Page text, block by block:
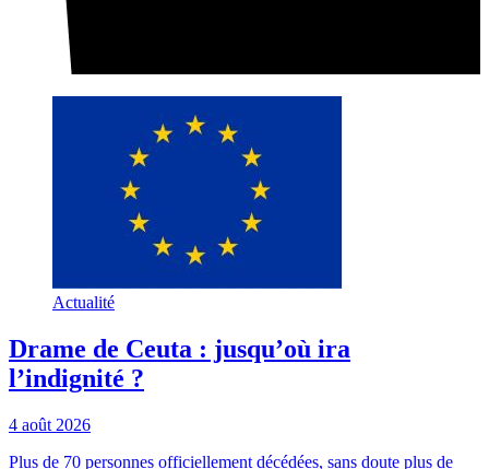
Actualité
Drame de Ceuta : jusqu’où ira
l’indignité ?
4 août 2026
Plus de 70 personnes officiellement décédées, sans doute plus de